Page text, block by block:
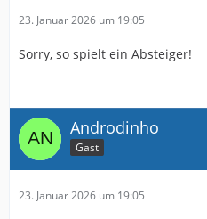
23. Januar 2026 um 19:05
Sorry, so spielt ein Absteiger!
Androdinho
Gast
23. Januar 2026 um 19:05